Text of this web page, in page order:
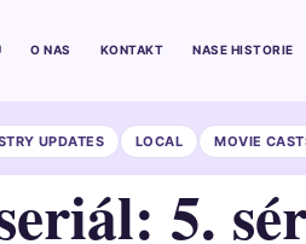
O NAS KONTAKT NASE HISTORIE
UPDATES LOCAL MOVIE
5.